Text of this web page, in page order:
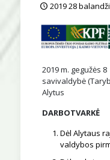
2019 28
2019 m. gegužės
savivaldybė
Alytus
DARBOTVARKĖ
Dėl Alytaus
valdybos